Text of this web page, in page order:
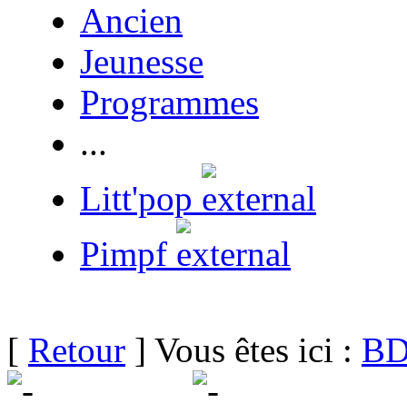
Ancien
Jeunesse
Programmes
...
Litt'pop
Pimpf
[ Retour ] Vous êtes ici :